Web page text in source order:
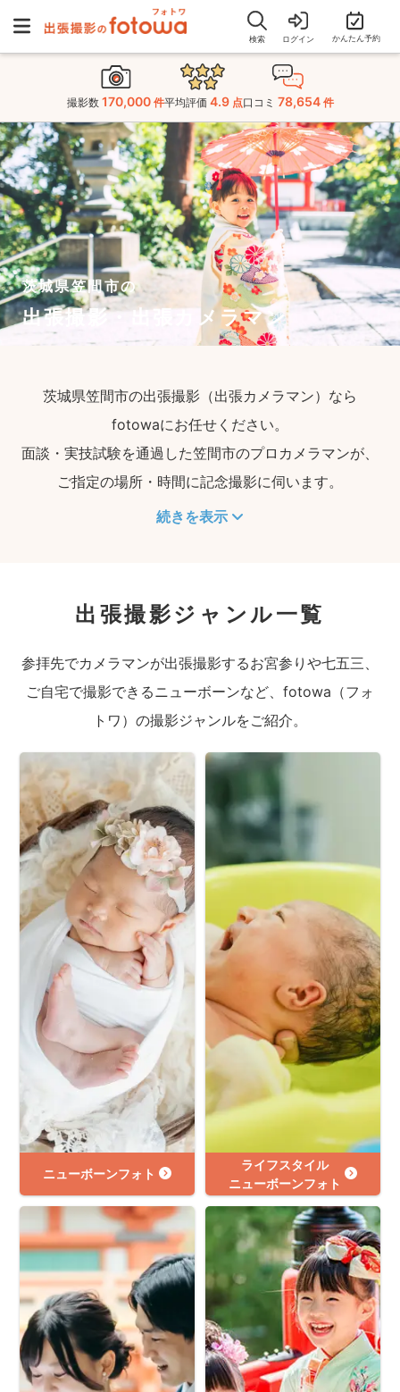
検索 ログイン かんたん予約
撮影数 170,000 件平均評価 4.9 点口コミ 78,654 件
茨城県笠間市の
出張撮影・出張カメラマン
茨城県笠間市の出張撮影（出張カメラマン）なら
fotowaにお任せください。
面談・実技試験を通過した笠間市のプロカメラマンが、
ご指定の場所・時間に記念撮影に伺います。
続きを表示
出張撮影ジャンル一覧
参拝先でカメラマンが出張撮影するお宮参りや七五三、
ご自宅で撮影できるニューボーンなど、fotowa（フォ
トワ）の撮影ジャンルをご紹介。
ニューボーンフォト
ライフスタイル
ニューボーンフォト